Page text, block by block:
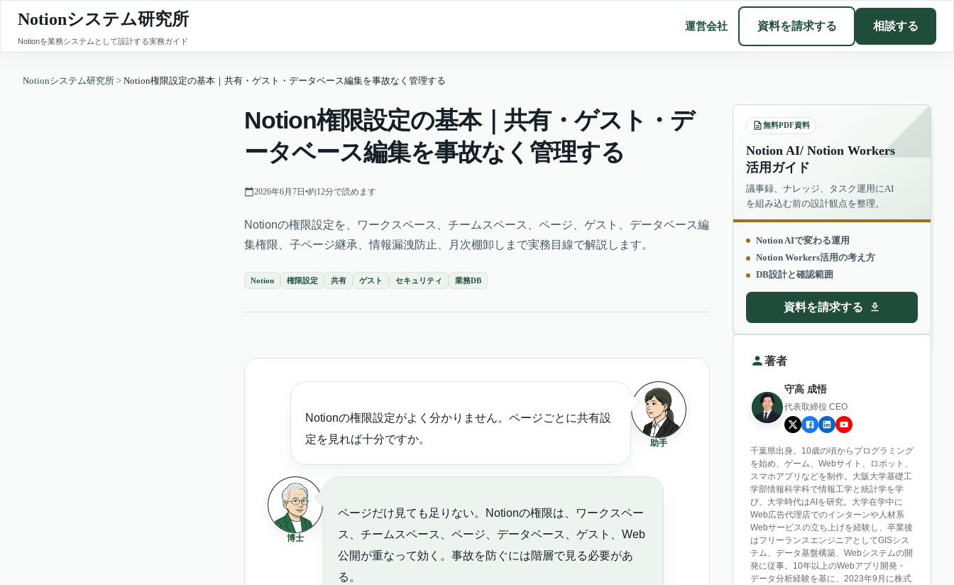
Notionシステム研究所
Notionを業務システムとして設計する実務ガイド
運営会社 資料を請求する 相談する
Notionシステム研究所 > Notion権限設定の基本｜共有・ゲスト・データベース編集を事故なく管理する
Notion権限設定の基本｜共有・ゲスト・デ
ータベース編集を事故なく管理する
2026年6月7日 •約12分で読めます
Notionの権限設定を、ワークスペース、チームスペース、ページ、ゲスト、データベース編
集権限、子ページ継承、情報漏洩防止、月次棚卸しまで実務目線で解説します。
Notion 権限設定 共有 ゲスト セキュリティ 業務DB
助手
Notionの権限設定がよく分かりません。ページごとに共有設
定を見れば十分ですか。
博士
ページだけ見ても足りない。Notionの権限は、ワークスペー
ス、チームスペース、ページ、データベース、ゲスト、Web
公開が重なって効く。事故を防ぐには階層で見る必要があ
る。
無料PDF資料
Notion AI/ Notion Workers
活用ガイド
議事録、ナレッジ、タスク運用にAI
を組み込む前の設計観点を整理。
Notion AIで変わる運用
Notion Workers活用の考え方
DB設計と確認範囲
資料を請求する
著者
守高 成悟
代表取締役 CEO
千葉県出身。10歳の頃からプログラミング
を始め、ゲーム、Webサイト、ロボット、
スマホアプリなどを制作。大阪大学基礎工
学部情報科学科で情報工学と統計学を学
び、大学時代はAIを研究。大学在学中に
Web広告代理店でのインターンや人材系
Webサービスの立ち上げを経験し、卒業後
はフリーランスエンジニアとしてGISシス
テム、データ基盤構築、Webシステムの開
発に従事。10年以上のWebアプリ開発・
データ分析経験を基に、2023年9月に株式